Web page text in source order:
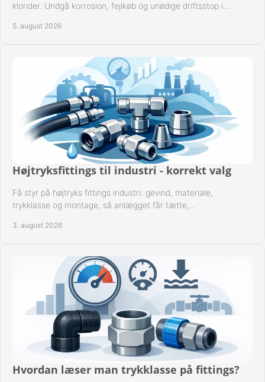
BESPÆNDING, GUMMIDELE M.M.
MATERIEL HÅNDTERING
FORSIDE
KURV
klorider. Undgå korrosion, fejlkøb og unødige driftsstop i
5. august 2026
Højtryksfittings til industri - korrekt valg
Få styr på højtryks fittings industri: gevind, materiale,
trykklasse og montage, så anlægget får tætte,
3. august 2026
Hvordan læser man trykklasse på fittings?